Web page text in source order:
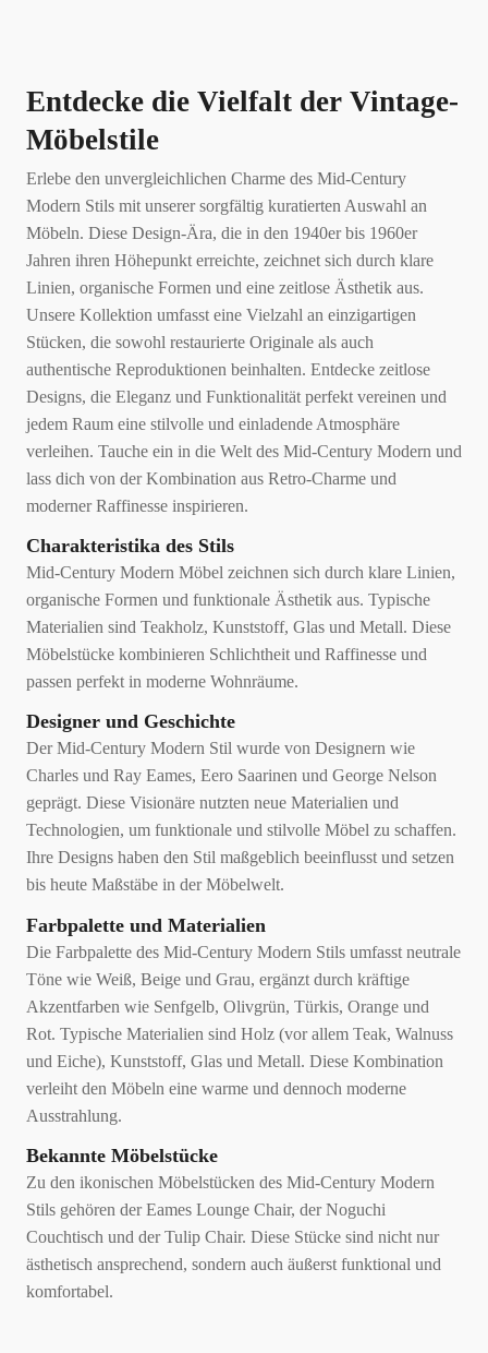
Entdecke die Vielfalt der Vintage-
Möbelstile
Erlebe den unvergleichlichen Charme des Mid-Century
Modern Stils mit unserer sorgfältig kuratierten Auswahl an
Möbeln. Diese Design-Ära, die in den 1940er bis 1960er
Jahren ihren Höhepunkt erreichte, zeichnet sich durch klare
Linien, organische Formen und eine zeitlose Ästhetik aus.
Unsere Kollektion umfasst eine Vielzahl an einzigartigen
Stücken, die sowohl restaurierte Originale als auch
authentische Reproduktionen beinhalten. Entdecke zeitlose
Designs, die Eleganz und Funktionalität perfekt vereinen und
jedem Raum eine stilvolle und einladende Atmosphäre
verleihen. Tauche ein in die Welt des Mid-Century Modern und
lass dich von der Kombination aus Retro-Charme und
moderner Raffinesse inspirieren.
Charakteristika des Stils
Mid-Century Modern Möbel zeichnen sich durch klare Linien,
organische Formen und funktionale Ästhetik aus. Typische
Materialien sind Teakholz, Kunststoff, Glas und Metall. Diese
Möbelstücke kombinieren Schlichtheit und Raffinesse und
passen perfekt in moderne Wohnräume.
Designer und Geschichte
Der Mid-Century Modern Stil wurde von Designern wie
Charles und Ray Eames, Eero Saarinen und George Nelson
geprägt. Diese Visionäre nutzten neue Materialien und
Technologien, um funktionale und stilvolle Möbel zu schaffen.
Ihre Designs haben den Stil maßgeblich beeinflusst und setzen
bis heute Maßstäbe in der Möbelwelt.
Farbpalette und Materialien
Die Farbpalette des Mid-Century Modern Stils umfasst neutrale
Töne wie Weiß, Beige und Grau, ergänzt durch kräftige
Akzentfarben wie Senfgelb, Olivgrün, Türkis, Orange und
Rot. Typische Materialien sind Holz (vor allem Teak, Walnuss
und Eiche), Kunststoff, Glas und Metall. Diese Kombination
verleiht den Möbeln eine warme und dennoch moderne
Ausstrahlung.
Bekannte Möbelstücke
Zu den ikonischen Möbelstücken des Mid-Century Modern
Stils gehören der Eames Lounge Chair, der Noguchi
Couchtisch und der Tulip Chair. Diese Stücke sind nicht nur
ästhetisch ansprechend, sondern auch äußerst funktional und
komfortabel.